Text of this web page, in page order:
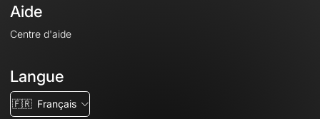
Aide
Centre d'aide
Langue
🇫🇷 Français